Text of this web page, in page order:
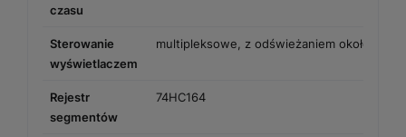
czasu
Sterowanie
wyświetlaczem
multipleksowe, z odświeżaniem około 100
Rejestr
segmentów
74HC164